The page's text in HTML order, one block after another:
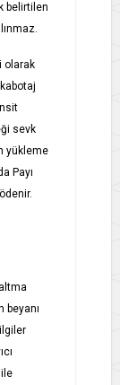
belirtilen
olarak
sevk
yükleme
Payı
ile